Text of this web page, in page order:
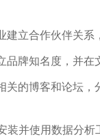
立合作伙伴关
牌知名度，并
的博客和论坛
并使用数据分析